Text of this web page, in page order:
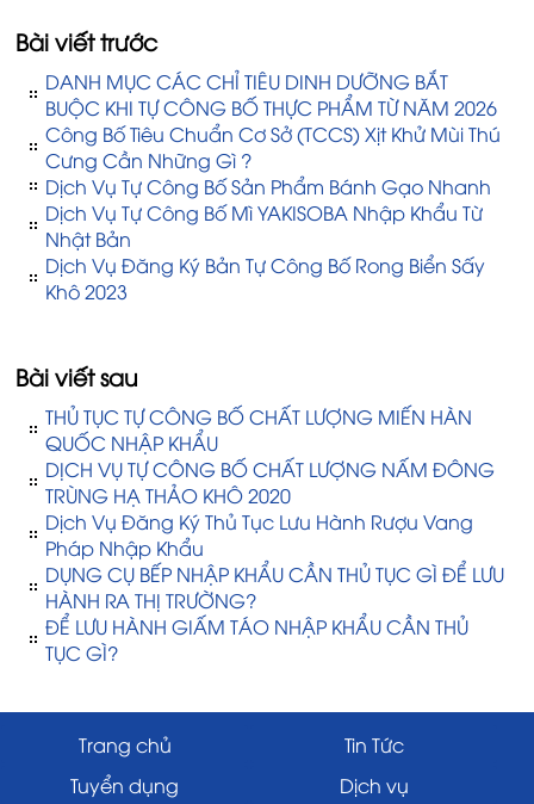
Bài viết trước
DANH MỤC CÁC CHỈ TIÊU DINH DƯỠNG BẮT
BUỘC KHI TỰ CÔNG BỐ THỰC PHẨM TỪ NĂM 2026
Công Bố Tiêu Chuẩn Cơ Sở (TCCS) Xịt Khử Mùi Thú
Cưng Cần Những Gì ?
Dịch Vụ Tự Công Bố Sản Phẩm Bánh Gạo Nhanh
Dịch Vụ Tự Công Bố Mì YAKISOBA Nhập Khẩu Từ
Nhật Bản
Dịch Vụ Đăng Ký Bản Tự Công Bố Rong Biển Sấy
Khô 2023
Bài viết sau
THỦ TỤC TỰ CÔNG BỐ CHẤT LƯỢNG MIẾN HÀN
QUỐC NHẬP KHẨU
DỊCH VỤ TỰ CÔNG BỐ CHẤT LƯỢNG NẤM ĐÔNG
TRÙNG HẠ THẢO KHÔ 2020
Dịch Vụ Đăng Ký Thủ Tục Lưu Hành Rượu Vang
Pháp Nhập Khẩu
DỤNG CỤ BẾP NHẬP KHẨU CẦN THỦ TỤC GÌ ĐỂ LƯU
HÀNH RA THỊ TRƯỜNG?
ĐỂ LƯU HÀNH GIẤM TÁO NHẬP KHẨU CẦN THỦ
TỤC GÌ?
Trang chủ
Tin Tức
Tuyển dụng
Dịch vụ